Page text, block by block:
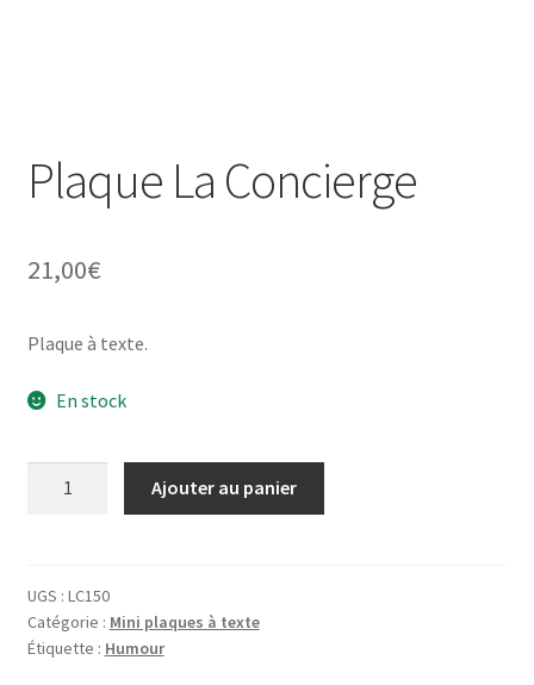
Plaque La Concierge
21,00€
Plaque à texte.
En stock
Concierge
Ajouter au panier
UGS : LC150
Catégorie : Mini plaques à texte
Étiquette : Humour